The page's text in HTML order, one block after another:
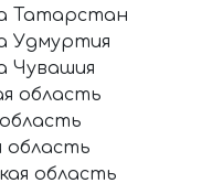
Татарстан
Удмуртия
Чувашия
область
область
область